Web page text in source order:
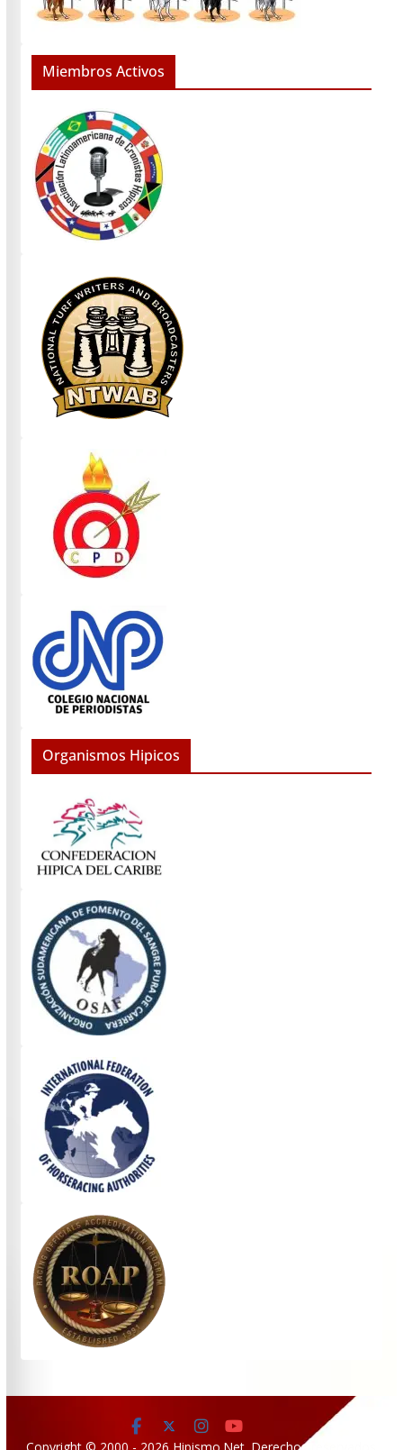
Miembros Activos
Organismos Hipicos